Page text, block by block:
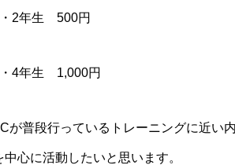
2年生 500円
4年生 1,000円
が普段行っているトレーニングに近い
中心に活動したいと思います。